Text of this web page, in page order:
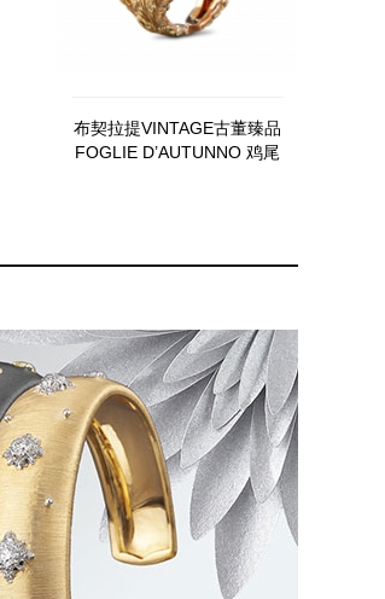
布契拉提VINTAGE古董臻品
FOGLIE D’AUTUNNO 鸡尾